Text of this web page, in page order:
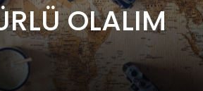
OLALIM